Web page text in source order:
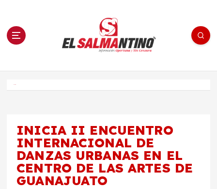
n El Salmantino - medios/noticias/editorial
INICIA II ENCUENTRO
INTERNACIONAL DE
DANZAS URBANAS EN EL
CENTRO DE LAS ARTES DE
GUANAJUATO